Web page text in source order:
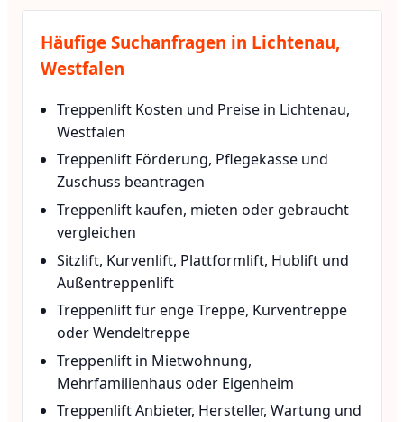
Häufige Suchanfragen in Lichtenau,
Westfalen
Treppenlift Kosten und Preise in Lichtenau,
Westfalen
Treppenlift Förderung, Pflegekasse und
Zuschuss beantragen
Treppenlift kaufen, mieten oder gebraucht
vergleichen
Sitzlift, Kurvenlift, Plattformlift, Hublift und
Außentreppenlift
Treppenlift für enge Treppe, Kurventreppe
oder Wendeltreppe
Treppenlift in Mietwohnung,
Mehrfamilienhaus oder Eigenheim
Treppenlift Anbieter, Hersteller, Wartung und